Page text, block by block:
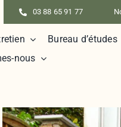
03 88 65 91 77
Bureau d’études
nous